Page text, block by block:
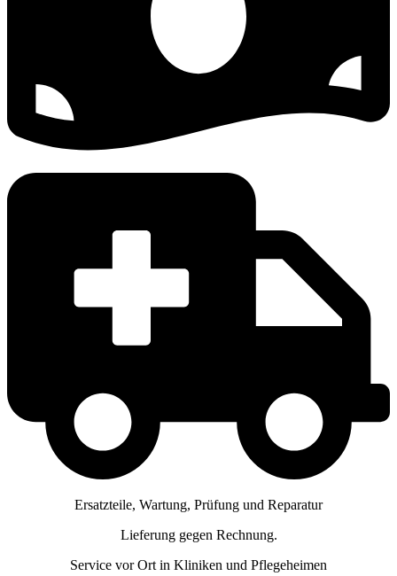
Ersatzteile, Wartung, Prüfung und Reparatur
Lieferung gegen Rechnung.
Service vor Ort in Kliniken und Pflegeheimen